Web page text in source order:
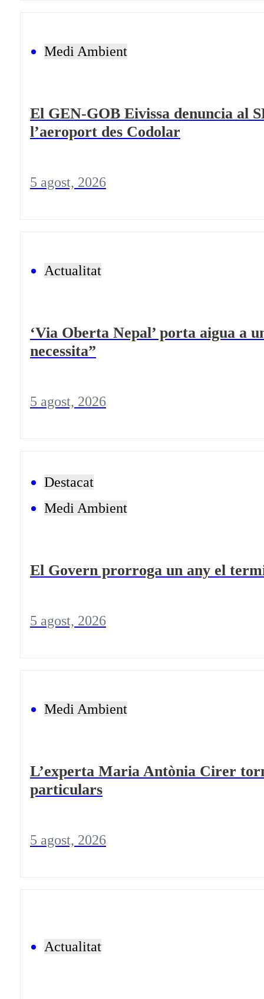
Medi Ambient
El GEN-GOB Eivissa denuncia al
l’aeroport des Codolar
5 agost, 2026
Actualitat
‘Via Oberta Nepal’ porta aigua a
necessita”
5 agost, 2026
Destacat
Medi Ambient
El Govern prorroga un any el
5 agost, 2026
Medi Ambient
L’experta Maria Antònia Cirer
particulars
5 agost, 2026
Actualitat